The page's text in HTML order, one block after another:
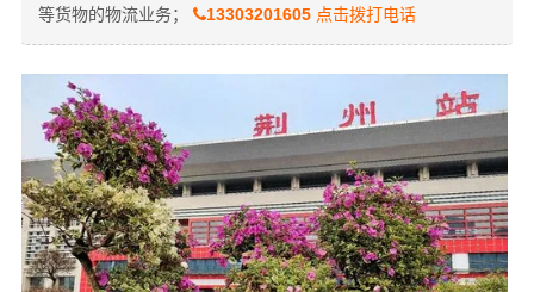
等货物的物流业务；
13303201605点击拨打电话